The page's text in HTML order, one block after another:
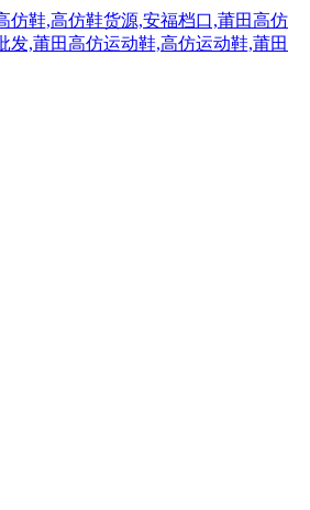
仿鞋,高仿鞋货源,安福档口,莆田高仿
发,莆田高仿运动鞋,高仿运动鞋,莆田